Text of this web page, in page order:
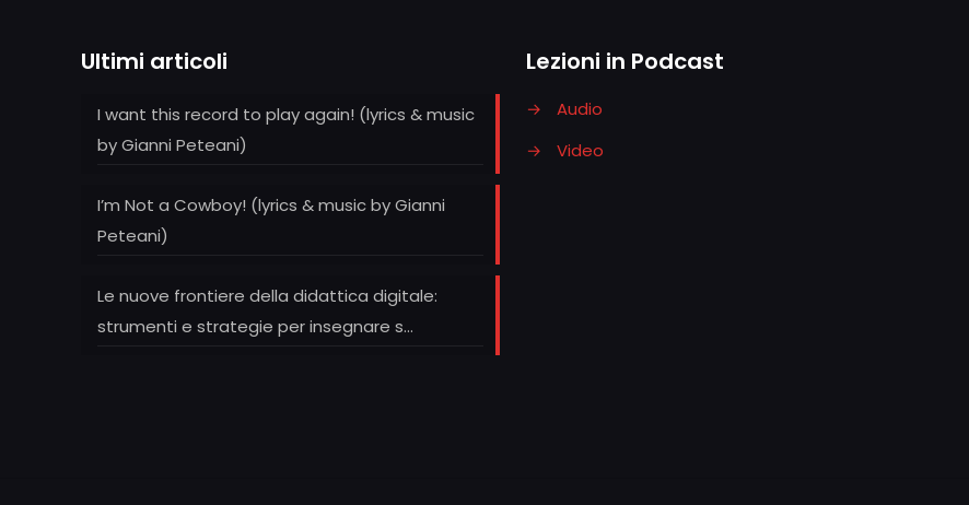
Ultimi articoli
I want this record to play again! (lyrics & music
by Gianni Peteani)
I’m Not a Cowboy! (lyrics & music by Gianni
Peteani)
Le nuove frontiere della didattica digitale:
strumenti e strategie per insegnare s…
Lezioni in Podcast
→
Audio
→
Video